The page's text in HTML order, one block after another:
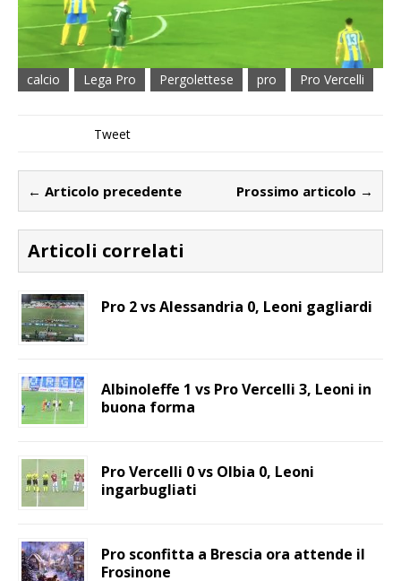
calcio Lega Pro Pergolettese pro Pro Vercelli
Tweet
← Articolo precedente Prossimo articolo →
Articoli correlati
Pro 2 vs Alessandria 0, Leoni gagliardi
Albinoleffe 1 vs Pro Vercelli 3, Leoni in
buona forma
Pro Vercelli 0 vs Olbia 0, Leoni
ingarbugliati
Pro sconfitta a Brescia ora attende il
Frosinone